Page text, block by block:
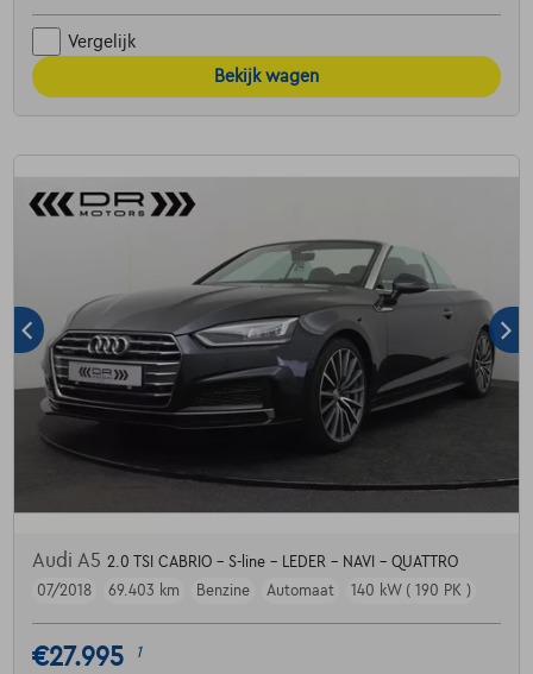
Vergelijk
Bekijk wagen
Audi A5 2.0 TSI CABRIO - S-line - LEDER - NAVI - QUATTRO
07/2018
69.403 km Benzine Automaat 140 kW ( 190 PK )
€27.995 1